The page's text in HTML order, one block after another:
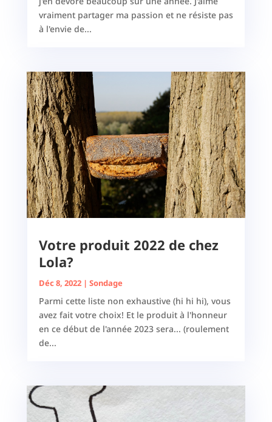
vraiment partager ma passion et ne résiste pas
à l'envie de...
Votre produit 2022 de chez
Lola?
Déc 8, 2022| Sondage
Parmi cette liste non exhaustive (hi hi hi), vous
avez fait votre choix! Et le produit à l'honneur
en ce début de l'année 2023 sera... (roulement
de...